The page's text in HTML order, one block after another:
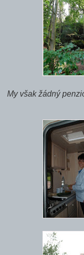
My však žádný